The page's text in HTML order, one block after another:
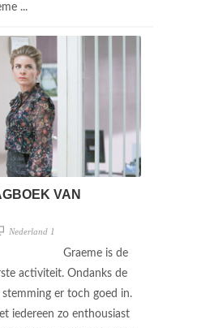
...
VAN
Nederland 1
Graeme is de
activiteit. Ondanks de
er toch goed in.
iedereen zo enthousiast